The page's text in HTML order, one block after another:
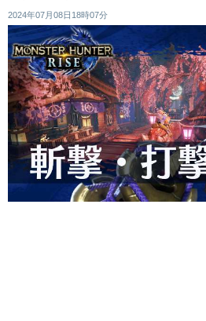
2024年07月08日18時07分